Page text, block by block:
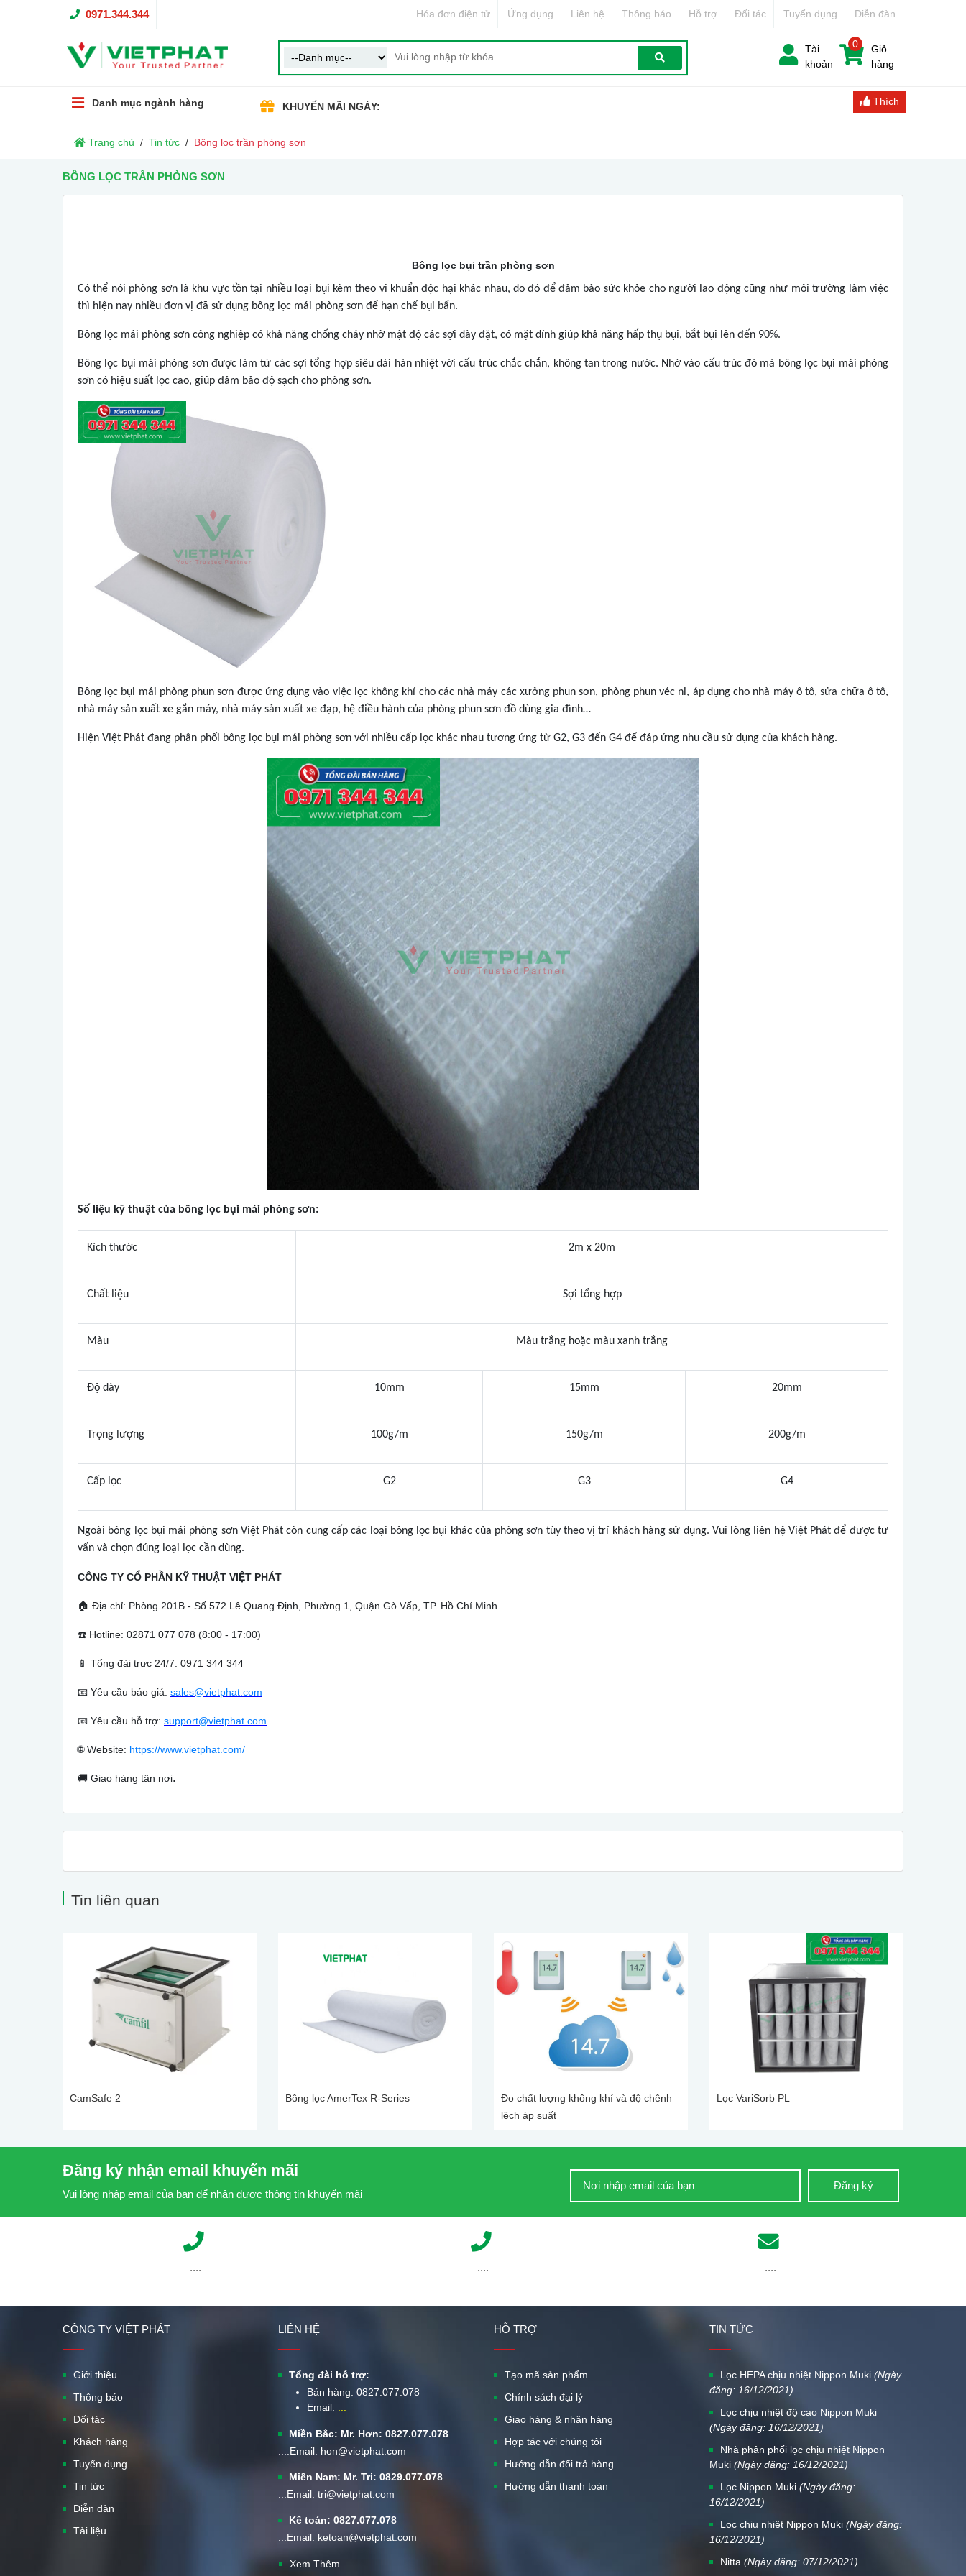
0971.344.344 Hóa đơn điện tử Ứng dụng Liên hệ Thông báo Hỗ trợ Đối tác Tuyển dụng Diễn đàn
Tài
khoản
0
Giỏ
hàng
Danh mục ngành hàng KHUYẾN MÃI NGÀY: Thích
Trang chủ Tin tức Bông lọc trần phòng sơn
BÔNG LỌC TRẦN PHÒNG SƠN
Bông lọc bụi trần phòng sơn
Có thể nói phòng sơn là khu vực tồn tại nhiều loại bụi kèm theo vi khuẩn độc hại khác nhau, do đó để đảm bảo sức khỏe cho người lao động cũng như môi trường làm việc
thì hiện nay nhiều đơn vị đã sử dụng bông lọc mái phòng sơn để hạn chế bụi bẩn.
Bông lọc mái phòng sơn công nghiệp có khả năng chống cháy nhờ mật độ các sợi dày đặt, có mặt dính giúp khả năng hấp thụ bụi, bắt bụi lên đến 90%.
Bông lọc bụi mái phòng sơn được làm từ các sợi tổng hợp siêu dài hàn nhiệt với cấu trúc chắc chắn, không tan trong nước. Nhờ vào cấu trúc đó mà bông lọc bụi mái phòng
sơn có hiệu suất lọc cao, giúp đảm bảo độ sạch cho phòng sơn.
Bông lọc bụi mái phòng phun sơn được ứng dụng vào việc lọc không khí cho các nhà máy các xưởng phun sơn, phòng phun véc ni, áp dụng cho nhà máy ô tô, sửa chữa ô tô,
nhà máy sản xuất xe gắn máy, nhà máy sản xuất xe đạp, hệ điều hành của phòng phun sơn đồ dùng gia đình…
Hiện Việt Phát đang phân phối bông lọc bụi mái phòng sơn với nhiều cấp lọc khác nhau tương ứng từ G2, G3 đến G4 để đáp ứng nhu cầu sử dụng của khách hàng.
Số liệu kỹ thuật của bông lọc bụi mái phòng sơn:
Kích thước 2m x 20m
Chất liệu Sợi tổng hợp
Màu Màu trắng hoặc màu xanh trắng
Độ dày 10mm 15mm 20mm
Trọng lượng 100g/m 150g/m 200g/m
Cấp lọc G2 G3 G4
Ngoài bông lọc bụi mái phòng sơn Việt Phát còn cung cấp các loại bông lọc bụi khác của phòng sơn tùy theo vị trí khách hàng sử dụng. Vui lòng liên hệ Việt Phát để được tư
vấn và chọn đúng loại lọc cần dùng.
CÔNG TY CỔ PHẦN KỸ THUẬT VIỆT PHÁT
🏠 Địa chỉ: Phòng 201B - Số 572 Lê Quang Định, Phường 1, Quận Gò Vấp, TP. Hồ Chí Minh
☎️ Hotline: 02871 077 078 (8:00 - 17:00)
📱 Tổng đài trực 24/7: 0971 344 344
📧 Yêu cầu báo giá: sales@vietphat.com
📧 Yêu cầu hỗ trợ: support@vietphat.com
🌐Website: https://www.vietphat.com/
🚚 Giao hàng tận nơi.
Tin liên quan
CamSafe 2 Bông lọc AmerTex R-Series
Đo chất lượng không khí và độ chênh
lệch áp suất
Lọc VariSorb PL
Đăng ký nhận email khuyến mãi
Vui lòng nhập email của bạn để nhận được thông tin khuyến mãi
Đăng ký
.... .... ....
CÔNG TY VIỆT PHÁT
Giới thiệu
Thông báo
Đối tác
Khách hàng
Tuyển dụng
Tin tức
Diễn đàn
Tài liệu
LIÊN HỆ
Tổng đài hỗ trợ:
Bán hàng: 0827.077.078
Email:
Miền Bắc: Mr. Hơn: 0827.077.078
....Email: hon@vietphat.com
Miền Nam: Mr. Tri: 0829.077.078
...Email: tri@vietphat.com
Kế toán: 0827.077.078
...Email: ketoan@vietphat.com
Xem Thêm
HỖ TRỢ
Tạo mã sản phẩm
Chính sách đại lý
Giao hàng & nhận hàng
Hợp tác với chúng tôi
Hướng dẫn đổi trả hàng
Hướng dẫn thanh toán
TIN TỨC
Lọc HEPA chịu nhiệt Nippon Muki (Ngày
đăng: 16/12/2021)
Lọc chịu nhiệt độ cao Nippon Muki
(Ngày đăng: 16/12/2021)
Nhà phân phối lọc chịu nhiệt Nippon
Muki (Ngày đăng: 16/12/2021)
Lọc Nippon Muki (Ngày đăng:
16/12/2021)
Lọc chịu nhiệt Nippon Muki (Ngày đăng:
16/12/2021)
Nitta (Ngày đăng: 07/12/2021)